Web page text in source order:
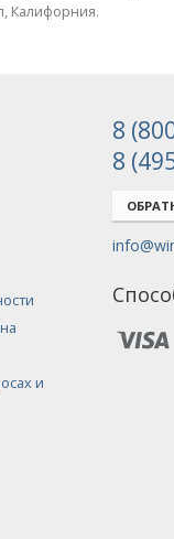
Калифорния.
и
8
8